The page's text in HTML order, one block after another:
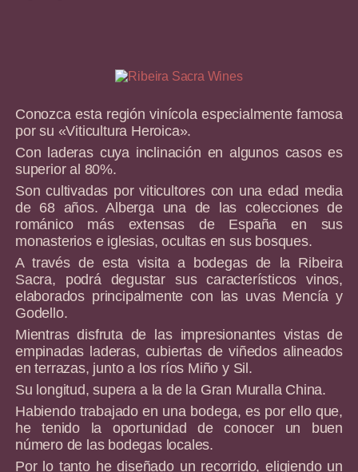
Conozca esta región vinícola especialmente famosa
por su «Viticultura Heroica».
Con laderas cuya inclinación en algunos casos es
superior al 80%.
Son cultivadas por viticultores con una edad media
de 68 años. Alberga una de las colecciones de
románico más extensas de España en sus
monasterios e iglesias, ocultas en sus bosques.
A través de esta visita a bodegas de la Ribeira
Sacra, podrá degustar sus característicos vinos,
elaborados principalmente con las uvas Mencía y
Godello.
Mientras disfruta de las impresionantes vistas de
empinadas laderas, cubiertas de viñedos alineados
en terrazas, junto a los ríos Miño y Sil.
Su longitud, supera a la de la Gran Muralla China.
Habiendo trabajado en una bodega, es por ello que,
he tenido la oportunidad de conocer un buen
número de las bodegas locales.
Por lo tanto he diseñado un recorrido, eligiendo un